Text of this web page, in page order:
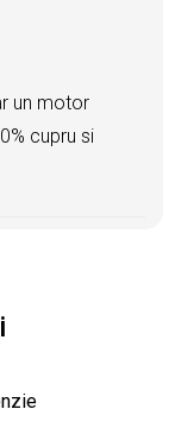
un motor
cupru si